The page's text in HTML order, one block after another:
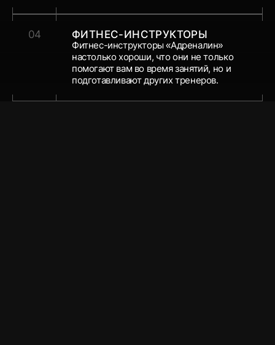
04 ФИТНЕС-ИНСТРУКТОРЫ
Фитнес-инструкторы «Адреналин»
настолько хороши, что они не только
помогают вам во время занятий, но и
подготавливают других тренеров.